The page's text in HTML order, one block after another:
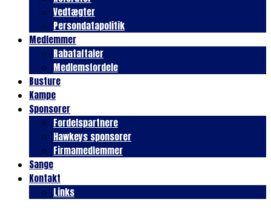
Vedtægter
Persondatapolitik
Medlemmer
Rabataftaler
Medlemsfordele
Busture
Kampe
Sponsorer
Fordelspartnere
Hawkeys sponsorer
Firmamedlemmer
Sange
Kontakt
Links